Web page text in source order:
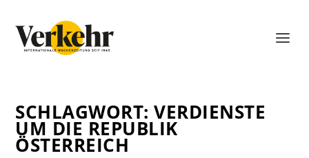
SCHLAGWORT:VERDIENSTE
UM DIE REPUBLIK
ÖSTERREICH